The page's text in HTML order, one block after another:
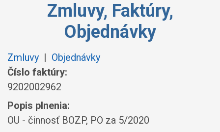
Zmluvy, Faktúry,
Objednávky
Zmluvy | Objednávky
Číslo faktúry:
9202002962
Popis plnenia:
OU - činnosť BOZP, PO za 5/2020